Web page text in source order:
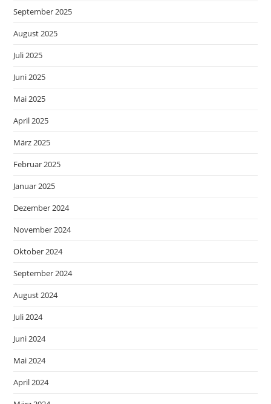
September 2025
August 2025
Juli 2025
Juni 2025
Mai 2025
April 2025
März 2025
Februar 2025
Januar 2025
Dezember 2024
November 2024
Oktober 2024
September 2024
August 2024
Juli 2024
Juni 2024
Mai 2024
April 2024